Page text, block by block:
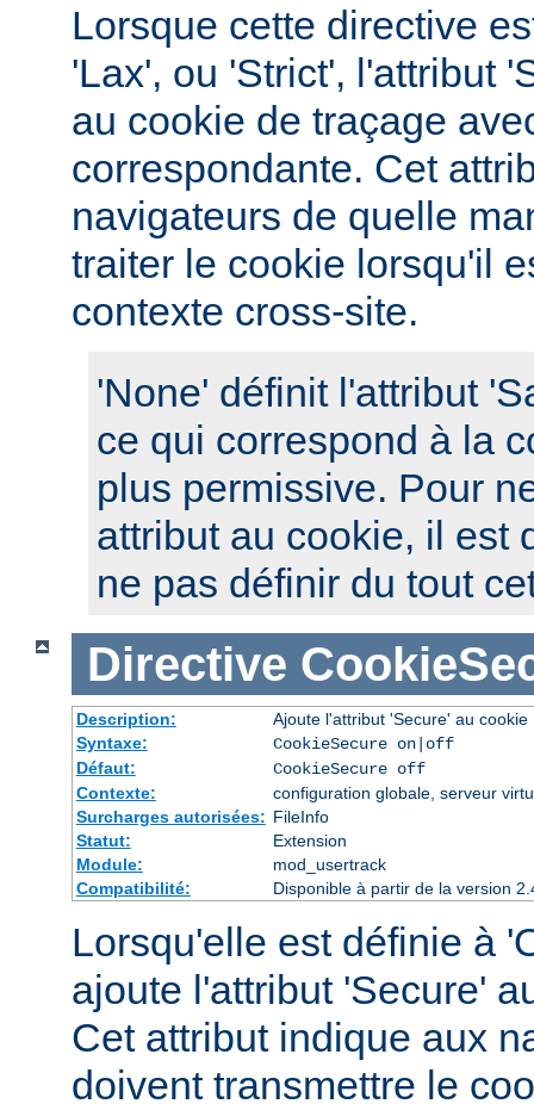
Lorsque cette directive
'Lax', ou 'Strict', l'attribut
au cookie de traçage
correspondante. Cet
navigateurs de quelle
traiter le cookie lorsqu'il
contexte cross-site.
'None' définit l'attribut
ce qui correspond à la
plus permissive. Pour
attribut au cookie, il est
ne pas définir du tout
Directive
Description:
Ajoute l'attribut 'Secure' au cookie
Syntaxe:
CookieSecure on|off
Défaut:
CookieSecure off
Contexte:
configuration globale, serveur
Surcharges autorisées: FileInfo
Statut:
Extension
Module:
mod_usertrack
Compatibilité:
Disponible à partir de la version
Lorsqu'elle est définie à
ajoute l'attribut 'Secure'
Cet attribut indique aux
doivent transmettre le